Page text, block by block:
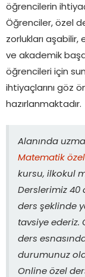
öğrencilerin
Öğrenciler, özel
zorlukları aşabilir,
ve akademik
öğrencileri için
ihtiyaçlarını göz
hazırlanmaktadır.
Alanında
Matematik
kursu, ilkokul
Derslerimiz 40
ders şeklinde
tavsiye ederiz.
ders
durumunuz
Online özel